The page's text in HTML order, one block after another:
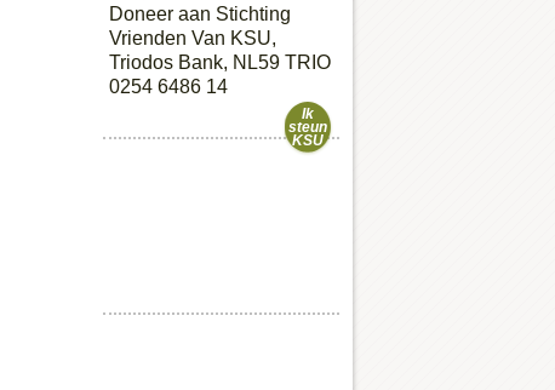
Doneer aan Stichting
Vrienden Van KSU,
Triodos Bank, NL59 TRIO
0254 6486 14
Ik
steun
KSU